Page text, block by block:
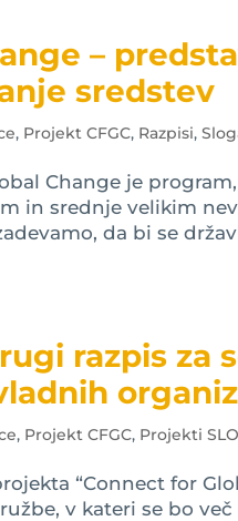
–
sredstev
, Projekt CFGC, Razpisi,
Change je
in srednje velikim
da bi se
razpis za
, Projekt CFGC, Projekti
“Connect for
v kateri se bo več